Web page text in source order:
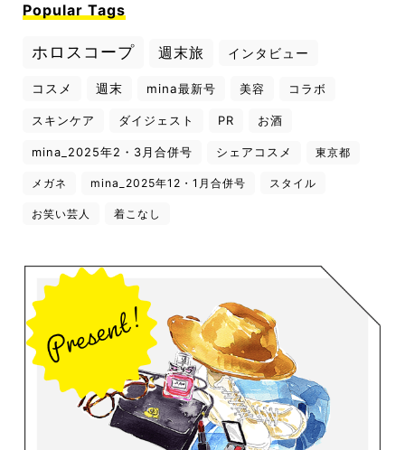
Popular Tags
ホロスコープ 週末旅 インタビュー
コスメ 週末 mina最新号 美容 コラボ
スキンケア ダイジェスト PR お酒
mina_2025年2・3月合併号 シェアコスメ 東京都
メガネ mina_2025年12・1月合併号 スタイル
お笑い芸人 着こなし